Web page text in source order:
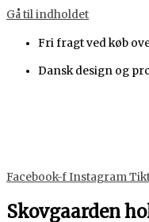
Gå til indholdet
Fri fragt ved køb
Dansk design og
Facebook-fInstagram
Skovgaarden